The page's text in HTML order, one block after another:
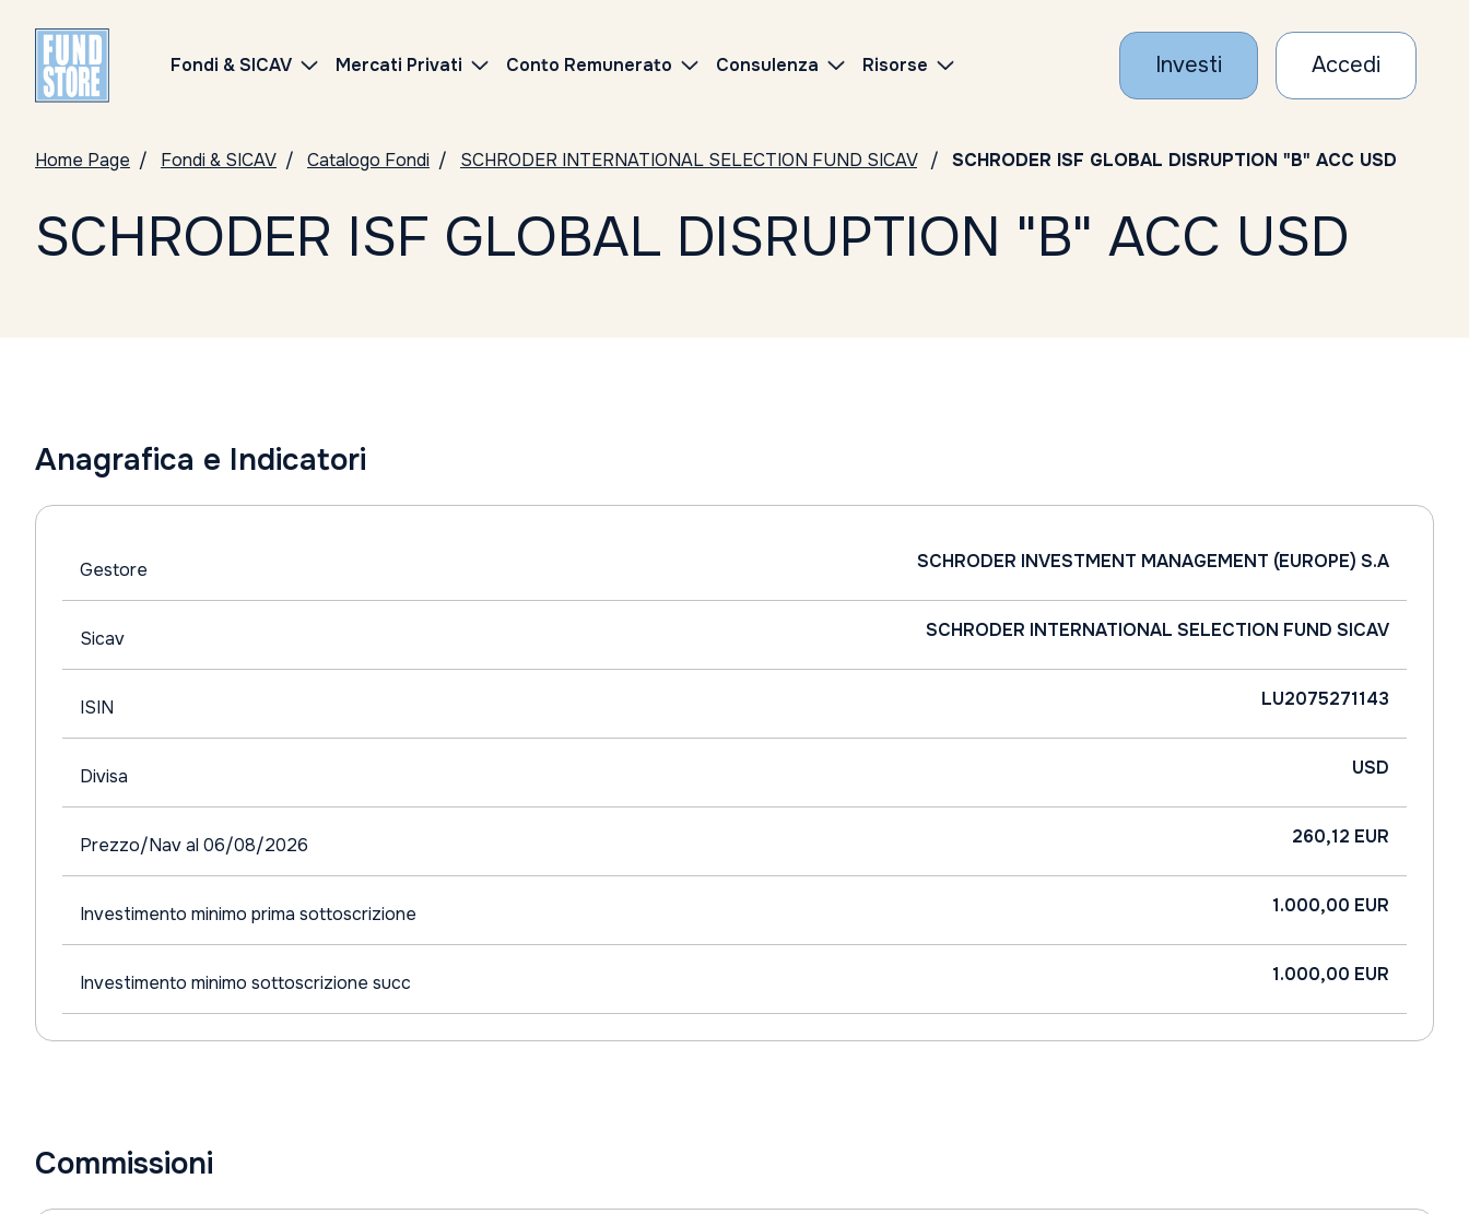
Fondi & SICAV Mercati Privati Conto Remunerato Consulenza Risorse Investi Accedi
Home Page Fondi & SICAV Catalogo Fondi SCHRODER INTERNATIONAL SELECTION FUND SICAV SCHRODER ISF GLOBAL DISRUPTION "B" ACC USD
SCHRODER ISF GLOBAL DISRUPTION "B" ACC USD
Anagrafica e Indicatori
Gestore SCHRODER INVESTMENT MANAGEMENT (EUROPE) S.A
Sicav SCHRODER INTERNATIONAL SELECTION FUND SICAV
ISIN LU2075271143
Divisa USD
Prezzo/Nav al 06/08/2026 260,12 EUR
Investimento minimo prima sottoscrizione 1.000,00 EUR
Investimento minimo sottoscrizione succ 1.000,00 EUR
Commissioni